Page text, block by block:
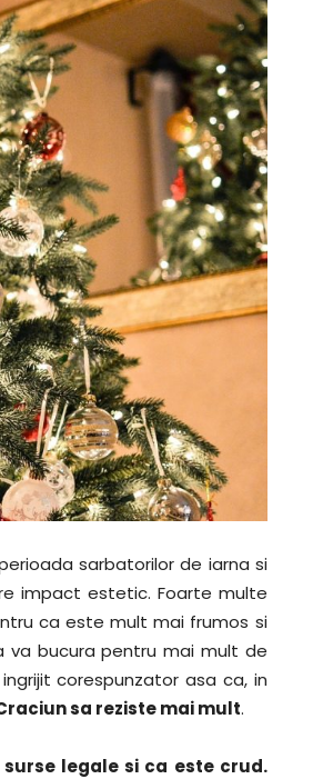
sarbatorilor de iarna si
impact estetic. Foarte multe
ca este mult mai frumos si
bucura pentru mai mult de
corespunzator asa ca, in
sa reziste mai mult.
legale si ca este crud.